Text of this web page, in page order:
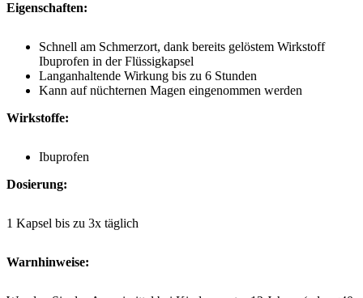
Eigenschaften:
Schnell am Schmerzort, dank bereits gelöstem Wirkstoff
Ibuprofen in der Flüssigkapsel
Langanhaltende Wirkung bis zu 6 Stunden
Kann auf nüchternen Magen eingenommen werden
Wirkstoffe:
Ibuprofen
Dosierung:
1 Kapsel bis zu 3x täglich
Warnhinweise: